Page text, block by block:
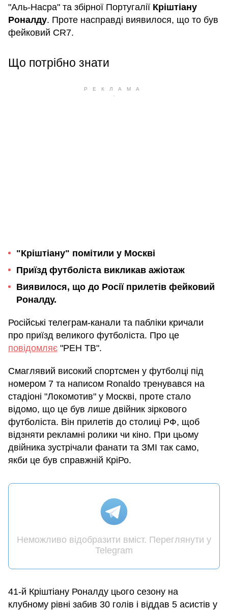
"Аль-Насра" та збірної Португалії Кріштіану
Роналду. Проте насправді виявилося, що то був
фейковий CR7.
Що потрібно знати
"Кріштіану" помітили у Москві
Приїзд футболіста викликав ажіотаж
Виявилося, що до Росії прилетів фейковий
Роналду.
Російські телеграм-канали та пабліки кричали
про приїзд великого футболіста. Про це
повідомляє "РЕН ТВ".
Смаглявий високий спортсмен у футболці під
номером 7 та написом Ronaldo тренувався на
стадіоні "Локомотив" у Москві, проте стало
відомо, що це був лише двійник зіркового
футболіста. Він прилетів до столиці РФ, щоб
відзняти рекламні ролики чи кіно. При цьому
двійника зустрічали фанати та ЗМІ так само,
якби це був справжній КріРо.
Неможливо відобразити вміст. Переглянути у
Telegram
41-й Кріштіану Роналду цього сезону на
клубному рівні забив 30 голів і віддав 5 асистів у